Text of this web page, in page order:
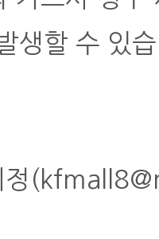
생할 수 있
정